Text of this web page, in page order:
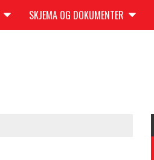
SKJEMA OG DOKUMENTER